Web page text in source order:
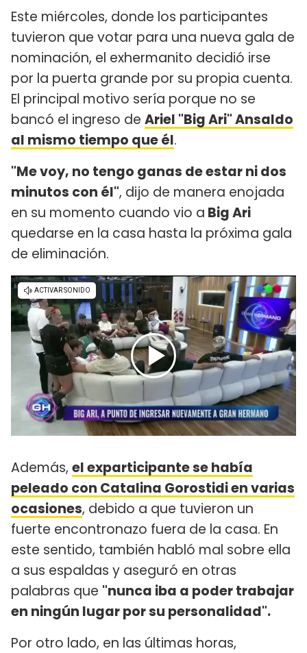
Este miércoles, donde los participantes
tuvieron que votar para una nueva gala de
nominación, el exhermanito decidió irse
por la puerta grande por su propia cuenta.
El principal motivo sería porque no se
bancó el ingreso de Ariel "Big Ari" Ansaldo
al mismo tiempo que él.
"Me voy, no tengo ganas de estar ni dos
minutos con él", dijo de manera enojada
en su momento cuando vio a Big Ari
quedarse en la casa hasta la próxima gala
de eliminación.
Además, el exparticipante se había
peleado con Catalina Gorostidi en varias
ocasiones, debido a que tuvieron un
fuerte encontronazo fuera de la casa. En
este sentido, también habló mal sobre ella
a sus espaldas y aseguró en otras
palabras que "nunca iba a poder trabajar
en ningún lugar por su personalidad".
Por otro lado, en las últimas horas,